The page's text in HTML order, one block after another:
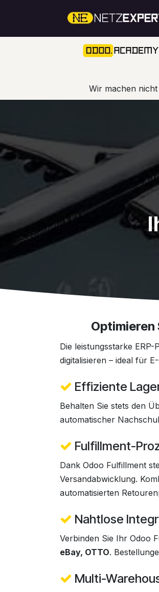
Wir machen
Die leistungsstarke
digitalisieren – ideal für
Effiziente
Behalten Sie stets den
automatischer
Fulfillment-
Dank Odoo Fulfillment
Versandabwicklung.
automatisierten
Nahtlose
Verbinden Sie Ihr Odoo
eBay, OTTO.
Multi-